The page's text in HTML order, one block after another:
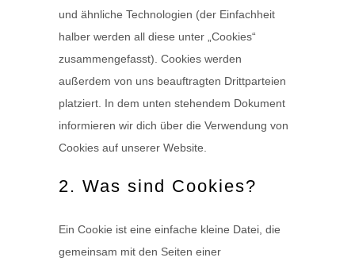
und ähnliche Technologien (der Einfachheit
halber werden all diese unter „Cookies“
zusammengefasst). Cookies werden
außerdem von uns beauftragten Drittparteien
platziert. In dem unten stehendem Dokument
informieren wir dich über die Verwendung von
Cookies auf unserer Website.
2. Was sind Cookies?
Ein Cookie ist eine einfache kleine Datei, die
gemeinsam mit den Seiten einer